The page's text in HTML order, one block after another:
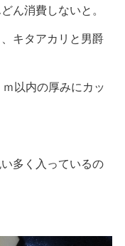
ん消費しないと。
キタアカリと男爵
以内の厚みにカッ
多く入っているの